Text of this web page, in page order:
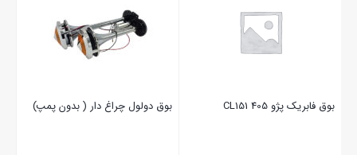
بوق فابریک پژو 405 CL151 بوق دولول چراغ دار ( بدون پمپ)